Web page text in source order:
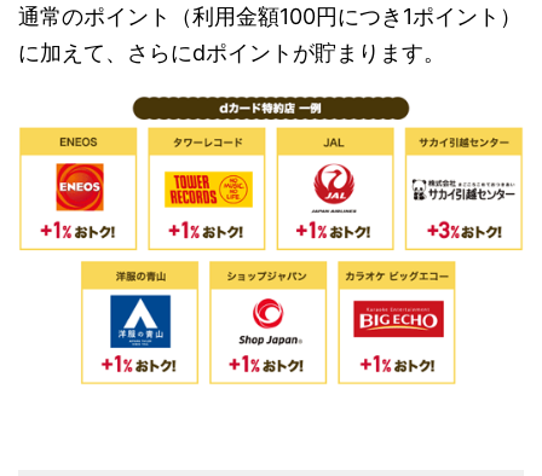
通常のポイント（利用金額100円につき1ポイント）
に加えて、さらにdポイントが貯まります。